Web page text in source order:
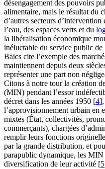
désengagement des pouvoirs
alimentaire, mais le résultat du
d’autres secteurs
l’eau, des espaces verts et du
la libéralisation économique
inéluctable du service public
Baics cite l’exemple des
maintiennent depuis deux
représenter une part non
Citons à notre tour la création
(MIN) pendant l’essor
décret dans les années 1950 [4]
l’approvisionnement urbain en
mixtes (État, collectivités,
commerçants), chargées
remplir leurs fonctions
par la grande distribution, et
parapublic dynamique, les MIN
diversification de leur activité [5